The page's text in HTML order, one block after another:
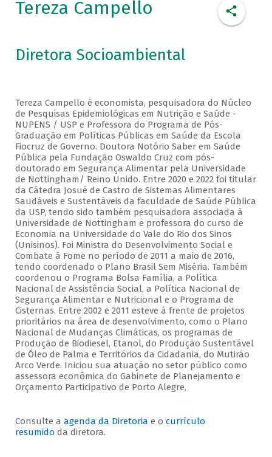
Tereza Campello
Diretora Socioambiental
Tereza Campello é economista, pesquisadora do Núcleo
de Pesquisas Epidemiológicas em Nutrição e Saúde -
NUPENS / USP e Professora do Programa de Pós-
Graduação em Políticas Públicas em Saúde da Escola
Fiocruz de Governo. Doutora Notório Saber em Saúde
Pública pela Fundação Oswaldo Cruz com pós-
doutorado em Segurança Alimentar pela Universidade
de Nottingham/ Reino Unido. Entre 2020 e 2022 foi titular
da Cátedra Josué de Castro de Sistemas Alimentares
Saudáveis e Sustentáveis da faculdade de Saúde Pública
da USP, tendo sido também pesquisadora associada à
Universidade de Nottingham e professora do curso de
Economia na Universidade do Vale do Rio dos Sinos
(Unisinos). Foi Ministra do Desenvolvimento Social e
Combate à Fome no período de 2011 a maio de 2016,
tendo coordenado o Plano Brasil Sem Miséria. Também
coordenou o Programa Bolsa Família, a Política
Nacional de Assistência Social, a Política Nacional de
Segurança Alimentar e Nutricional e o Programa de
Cisternas. Entre 2002 e 2011 esteve à frente de projetos
prioritários na área de desenvolvimento, como o Plano
Nacional de Mudanças Climáticas, os programas de
Produção de Biodiesel, Etanol, do Produção Sustentável
de Óleo de Palma e Territórios da Cidadania, do Mutirão
Arco Verde. Iniciou sua atuação no setor público como
assessora econômica do Gabinete de Planejamento e
Orçamento Participativo de Porto Alegre.
Consulte a agenda da Diretoria e o currículo
resumido da diretora.